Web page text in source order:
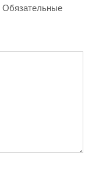
Обязательные